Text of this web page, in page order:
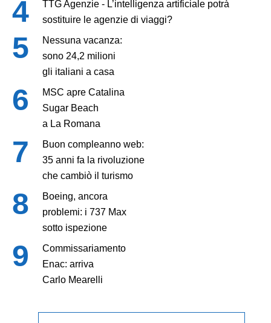
TTG Agenzie - L’intelligenza artificiale potrà
sostituire le agenzie di viaggi?
Nessuna vacanza:
sono 24,2 milioni
gli italiani a casa
MSC apre Catalina
Sugar Beach
a La Romana
Buon compleanno web:
35 anni fa la rivoluzione
che cambiò il turismo
Boeing, ancora
problemi: i 737 Max
sotto ispezione
Commissariamento
Enac: arriva
Carlo Mearelli